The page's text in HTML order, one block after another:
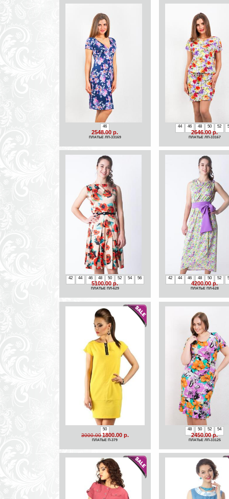
46
2548.00 р.
ПЛАТЬЕ ЛП-33169
44 46 48 50 52
2646.00 р.
ПЛАТЬЕ ЛП-33167
42 44 46 48 50 52 54 56
5100.00 р.
ПЛАТЬЕ ПЛ-629
42 44 46 48 50 52
4200.00 р.
ПЛАТЬЕ ПЛ-628
50
3000.001800.00 р.
ПЛАТЬЕ П-379
48 50 52 54
2450.00 р.
ПЛАТЬЕ ЛП-33125